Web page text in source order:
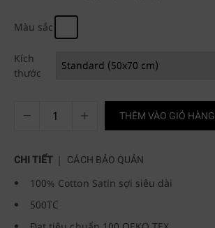
Màu sắc
Kích
thước
THÊM VÀO GIỎ HÀNG
CHI TIẾT CÁCH BẢO QUẢN
100% Cotton Satin sợi siêu dài
500TC